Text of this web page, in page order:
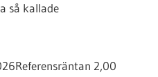
så kallade
Referensräntan 2,00